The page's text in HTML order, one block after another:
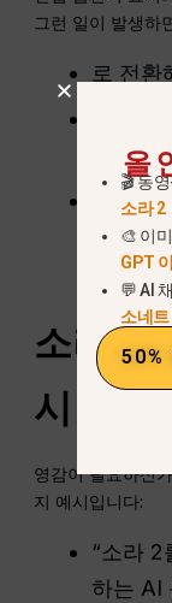
그런 일이 발생하
로 전환
앱 또
확인하
가입하기
서 운
습니다.
소라 2
시
영감이 필요하신
지 예시입니다:
“소라 2
하는 AI
올
🎬 동
소라 2
🎨 이
GPT
💬 AI
소네트
50%